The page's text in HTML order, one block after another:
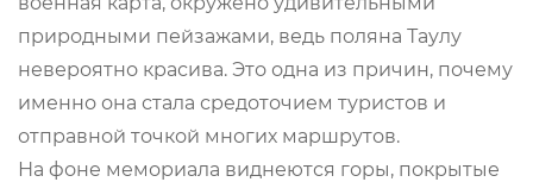
природными пейзажами, ведь поляна Таулу
невероятно красива. Это одна из причин, почему
именно она стала средоточием туристов и
отправной точкой многих маршрутов.
На фоне мемориала виднеются горы, покрытые